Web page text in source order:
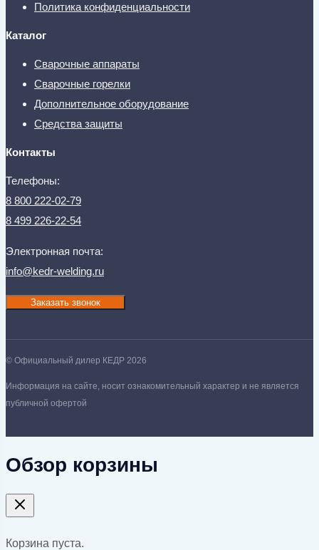
Политика конфиденциальности
Каталог
Сварочные аппараты
Сварочные горелки
Дополнительное оборудование
Средства защиты
Контакты
Телефоны:
8 800 222-02-79
8 499 226-22-54
Электронная почта:
info@kedr-welding.ru
Заказать звонок
© Официальный дилер КЕДР 2026
Информация на сайте, носит ознакомительный характер и не является
публичной офертой
Обзор корзины
Корзина пуста.